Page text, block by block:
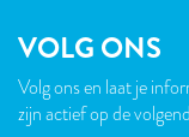
VOLG ONS
Volg ons en laat je
zijn actief op de